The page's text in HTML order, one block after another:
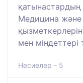
қатынастардың
Медицина
мен міндеттері
Несиелер - 5